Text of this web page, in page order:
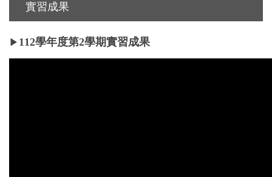
實習成果
▶ 112學年度第2學期實習成果